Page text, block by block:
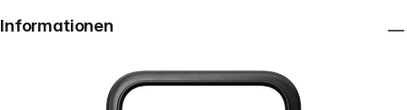
Informationen